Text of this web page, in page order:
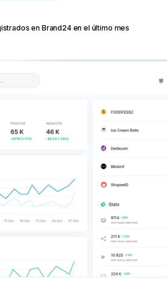
en Brand24 en el último mes